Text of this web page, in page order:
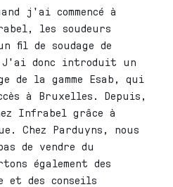
j'ai commencé à
les soudeurs
fil de soudage de
donc introduit un
de la gamme Esab, qui
à Bruxelles. Depuis,
Infrabel grâce à
Chez Parduyns, nous
de vendre du
également des
et des conseils